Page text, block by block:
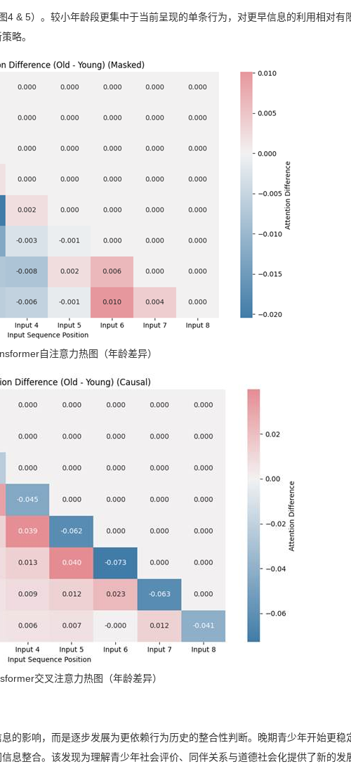
& 5）。较小年龄段更集中于当前呈现的单条行为，对更早信息的利用相对有
略。
自注意力热图（年龄差异）
交叉注意力热图（年龄差异）
的影响，而是逐步发展为更依赖行为历史的整合性判断。晚期青少年开始更稳
息整合。该发现为理解青少年社会评价、同伴关系与道德社会化提供了新的发